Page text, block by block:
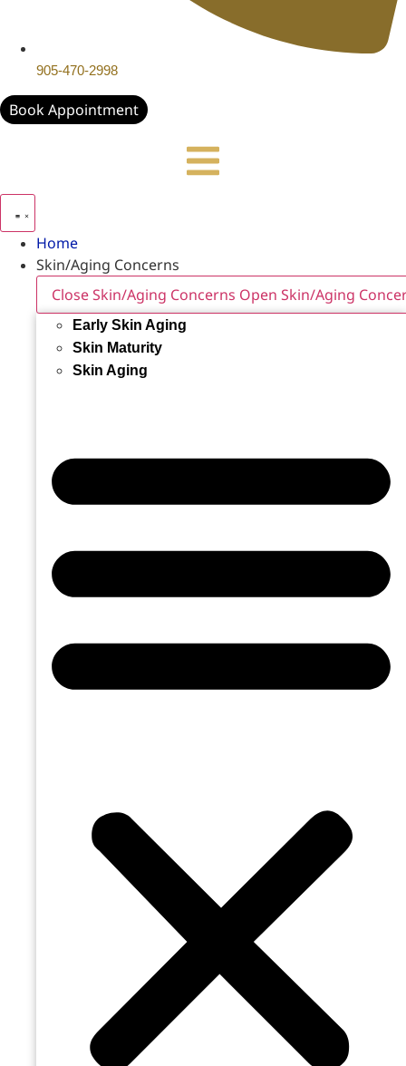
905-470-2998
Book Appointment
Home
Skin/Aging Concerns
Close Skin/Aging Concerns Open Skin/Aging
Early Skin Aging
Skin Maturity
Skin Aging